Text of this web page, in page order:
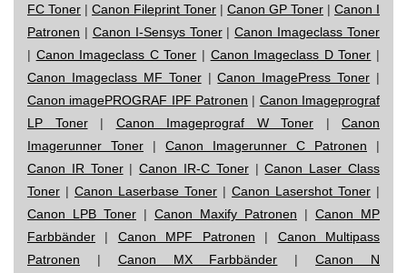
FC Toner | Canon Fileprint Toner | Canon GP Toner | Canon I
Patronen | Canon I-Sensys Toner|Canon Imageclass Toner
| Canon Imageclass C Toner | Canon Imageclass D Toner |
Canon Imageclass MF Toner|Canon ImagePress Toner |
Canon imagePROGRAF IPF Patronen | Canon Imageprograf
LP Toner| Canon Imageprograf W Toner | Canon
Imagerunner Toner | Canon Imagerunner C Patronen |
Canon IR Toner|Canon IR-C Toner|Canon Laser Class
Toner | Canon Laserbase Toner | Canon Lasershot Toner |
Canon LPB Toner | Canon Maxify Patronen | Canon MP
Farbbänder | Canon MPF Patronen | Canon Multipass
Patronen | Canon MX Farbbänder |Canon N